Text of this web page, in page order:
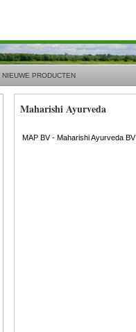
NIEUWE PRODUCTEN
Maharishi Ayurveda
MAP BV - Maharishi Ayurveda BV